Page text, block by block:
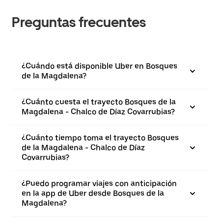
Preguntas frecuentes
¿Cuándo está disponible Uber en Bosques
de la Magdalena?
¿Cuánto cuesta el trayecto Bosques de la
Magdalena - Chalco de Díaz Covarrubias?
¿Cuánto tiempo toma el trayecto Bosques
de la Magdalena - Chalco de Díaz
Covarrubias?
¿Puedo programar viajes con anticipación
en la app de Uber desde Bosques de la
Magdalena?